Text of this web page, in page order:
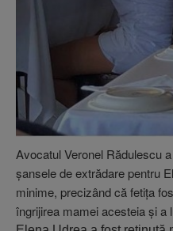
Avocatul Veronel Rădulescu
şansele de extrădare pentru
minime, precizând că fetiţa
îngrijirea mamei acesteia şi a